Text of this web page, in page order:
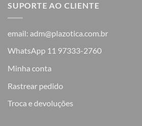
SUPORTE AO CLIENTE
email: adm@plazotica.com.br
WhatsApp 11 97333-2760
Minha conta
Rastrear pedido
Troca e devoluções